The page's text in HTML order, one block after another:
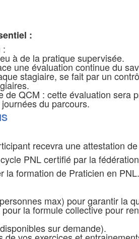
:
:
à de la pratique supervisée.
une évaluation continue du
stagiaire, se fait par un
de QCM : cette évaluation sera
du parcours.
recevra une attestation
PNL certifié par la
la formation de Praticien en PNL.
max) pour garantir la
la formule collective pour
sur demande).